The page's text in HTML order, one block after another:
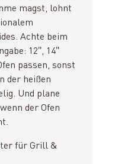
magst, lohnt
Achte beim
12″, 14″
passen, sonst
der heißen
Und plane
der Ofen
für Grill &